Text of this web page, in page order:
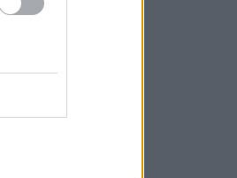
είναι ίδια.
τη
είναι το